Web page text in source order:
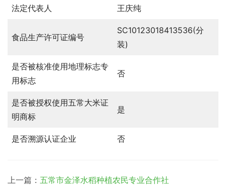
法定代表人 王庆纯
食品生产许可证编号
SC10123018413536(分
装)
是否被核准使用地理标志专
用标志
否
是否被授权使用五常大米证
明商标
是
是否溯源认证企业 否
上一篇： 五常市金泽水稻种植农民专业合作社